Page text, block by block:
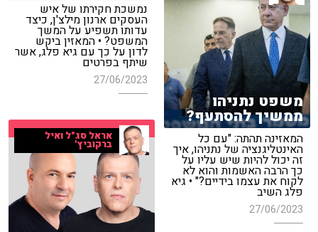
נמשכת חקירתו של איש
העסקים ארנון מילצ'ן, כיצד
עדותו תשפיע על המשך
המשפט? • המאזין ביקש
לדון על כך עם גיא פלג, אשר
שיתף בפרטים
27/06/2023
משפט נתניהו
ממשיך להסתעף?
המאזינה תהתה: "עם כל
האינטליגנציה של נתניהו, איך
זה יכול להיות שיש עליו על
כך הרבה האשמות והוא לא
לקוח את עצמו בידיים?" • גיא
פלג השיב
27/06/2023
אראל סג"ל ואיל
ברקוביץ'